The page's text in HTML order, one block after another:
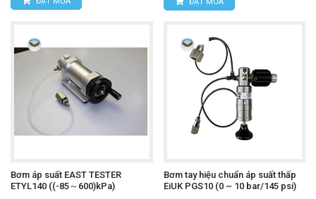
Bơm áp suất EAST TESTER
ETYL140 ((-85～600)kPa)
Bơm tay hiệu chuẩn áp suất thấp
EiUK PGS10 (0 ~ 10 bar/145 psi)